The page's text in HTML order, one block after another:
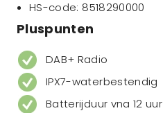
HS-code: 8518290000
Pluspunten
DAB+ Radio
IPX7-waterbestendig
Batterijduur vna 12 uur